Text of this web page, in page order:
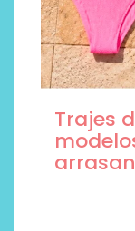
Trajes